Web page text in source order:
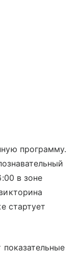
программу.
в зоне
стартует